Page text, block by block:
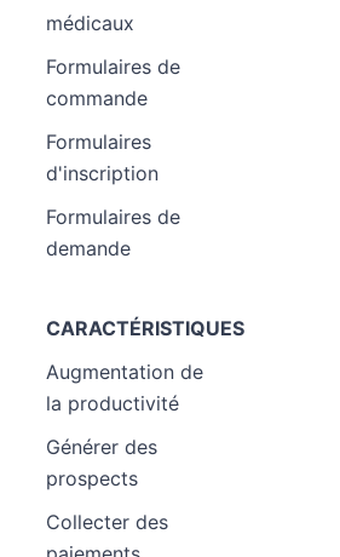
médicaux
Formulaires de
commande
Formulaires
d'inscription
Formulaires de
demande
CARACTÉRISTIQUES
Augmentation de
la productivité
Générer des
prospects
Collecter des